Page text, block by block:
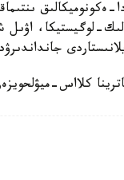
لوگيستيكا، اۋىل
كلااس-